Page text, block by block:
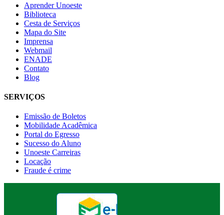
Aprender Unoeste
Biblioteca
Cesta de Serviços
Mapa do Site
Imprensa
Webmail
ENADE
Contato
Blog
SERVIÇOS
Emissão de Boletos
Mobilidade Acadêmica
Portal do Egresso
Sucesso do Aluno
Unoeste Carreiras
Locação
Fraude é crime